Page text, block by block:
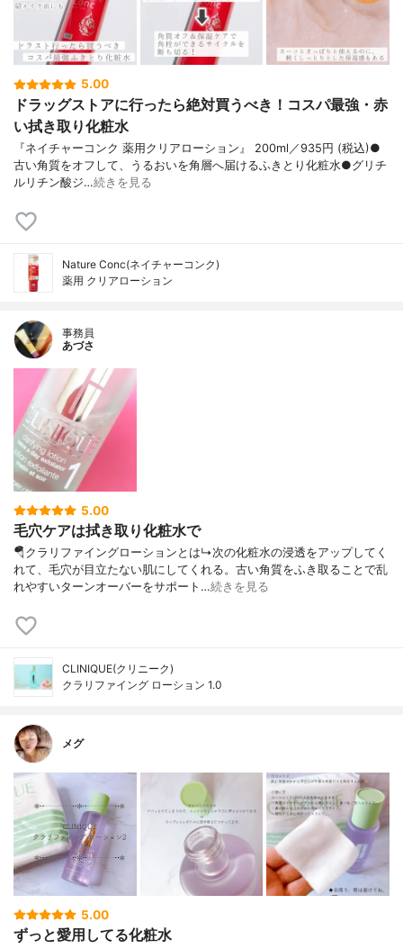
5.00
ドラッグストアに行ったら絶対買うべき！コスパ最強・赤
い拭き取り化粧水
『ネイチャーコンク 薬用クリアローション』 200ml／935円 (税込)●
古い角質をオフして、うるおいを角層へ届けるふきとり化粧水●グリチ
ルリチン酸ジ…続きを見る
Nature Conc(ネイチャーコンク)
薬用 クリアローション
事務員
あづさ
5.00
毛穴ケアは拭き取り化粧水で
🪂クラリファイングローションとは↳次の化粧水の浸透をアップしてく
れて、毛穴が目立たない肌にしてくれる。古い角質をふき取ることで乱
れやすいターンオーバーをサポート…続きを見る
CLINIQUE(クリニーク)
クラリファイング ローション 1.0
メグ
5.00
ずっと愛用してる化粧水